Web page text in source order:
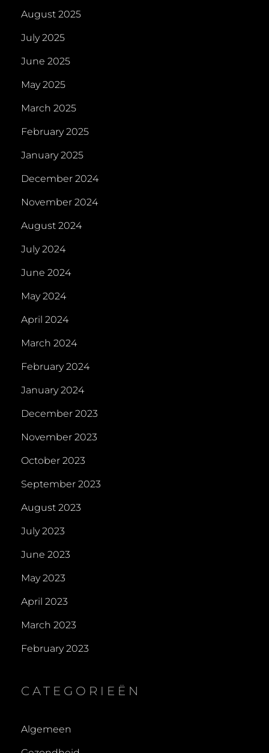
August 2025
July 2025
June 2025
May 2025
March 2025
February 2025
January 2025
December 2024
November 2024
August 2024
July 2024
June 2024
May 2024
April 2024
March 2024
February 2024
January 2024
December 2023
November 2023
October 2023
September 2023
August 2023
July 2023
June 2023
May 2023
April 2023
March 2023
February 2023
CATEGORIEËN
Algemeen